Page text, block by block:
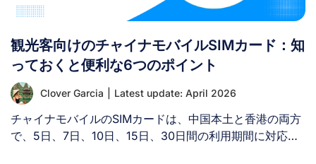
観光客向けのチャイナモバイルSIMカード：知
っておくと便利な6つのポイント
Clover Garcia Latest update: April 2026
チャイナモバイルのSIMカードは、中国本土と香港の両方
で、5日、7日、10日、15日、30日間の利用期間に対応し